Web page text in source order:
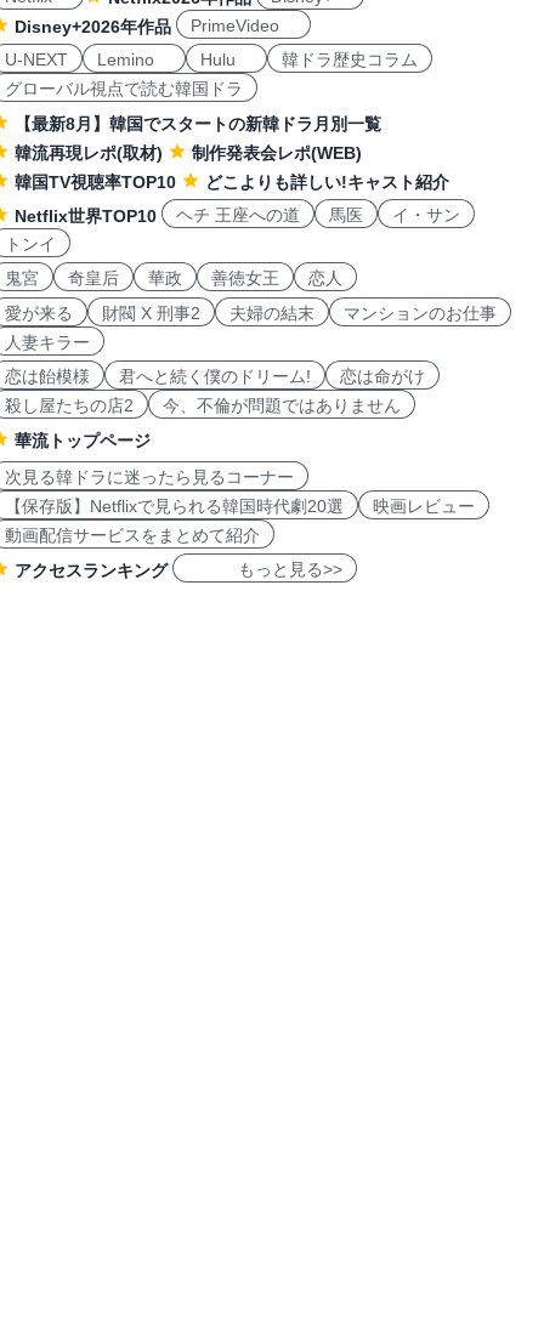
Disney+2026年作品
PrimeVideo
U-NEXT
Lemino Hulu
韓ドラ歴史コラム
グローバル視点で読む韓国ドラ
【最新8月】韓国でスタートの新韓ドラ月別一覧
韓流再現レポ(取材)
制作発表会レポ(WEB)
韓国TV視聴率TOP10
どこよりも詳しい!キャスト紹介
Netflix世界TOP10
ヘチ 王座への道 馬医
イ・サン
トンイ
鬼宮
奇皇后 華政 善徳女王
恋人
愛が来る
財閥 X 刑事2 夫婦の結末
マンションのお仕事
人妻キラー
恋は飴模様
君へと続く僕のドリーム!
恋は命がけ
殺し屋たちの店2
今、不倫が問題ではありません
華流トップページ
次見る韓ドラに迷ったら見るコーナー
【保存版】Netflixで見られる韓国時代劇20選
映画レビュー
動画配信サービスをまとめて紹介
アクセスランキング
もっと見る>>